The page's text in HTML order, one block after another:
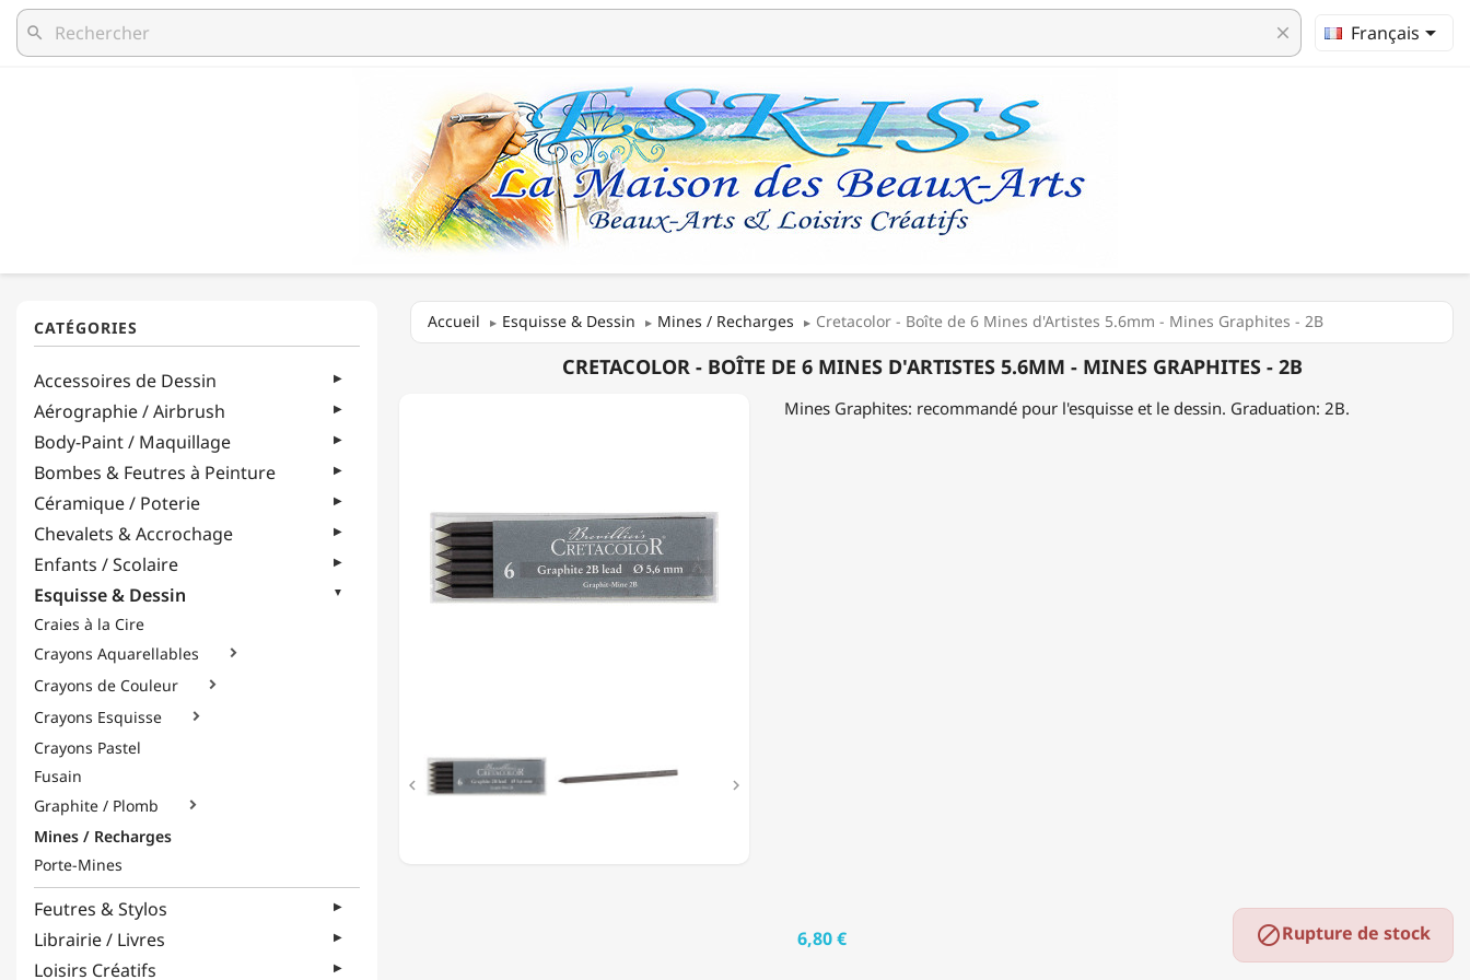
search clear Français
Accessoires de Dessin
Aérographie / Airbrush
Body-Paint / Maquillage
Bombes & Feutres à Peinture
Céramique / Poterie
Chevalets & Accrochage
Enfants / Scolaire
Esquisse & Dessin
Craies à la Cire
Crayons Aquarellables

Crayons de Couleur 
Crayons Esquisse 
Crayons Pastel
Fusain
Graphite / Plomb

Mines / Recharges
Porte-Mines
Feutres & Stylos
Librairie / Livres
Loisirs Créatifs
Accueil Esquisse & Dessin Mines / Recharges Cretacolor - Boîte de 6 Mines d'Artistes 5.6mm - Mines Graphites - 2B
5.6MM
MINES
GRAPHITES
CRETACOLOR - BOÎTE DE 6 MINES D'ARTISTES 5.6MM - MINES GRAPHITES - 2B
 
Mines Graphites: recommandé pour l'esquisse et le dessin. Graduation: 2B.
6,80 € Rupture de stock